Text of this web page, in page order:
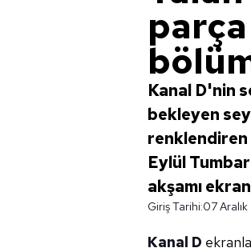
Kanal D'nin
bekleyen
renklendiren
Eylül
akşamı
Giriş Tarihi:07
Kanal D